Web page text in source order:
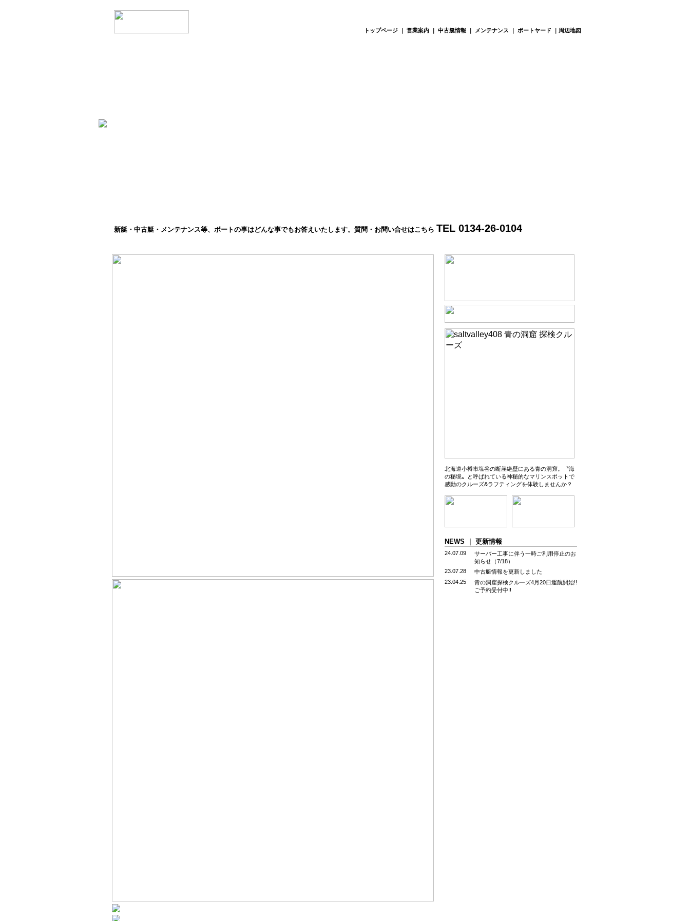
トップページ ｜ 営業案内 ｜ 中古艇情報 ｜ メンテナンス ｜ ボートヤード ｜ 周辺地図
新艇・中古艇・メンテナンス等、ボートの事はどんな事でもお答えいたします。質問・お問い合せはこちら TEL 0134-26-0104
北海道小樽市塩谷の断崖絶壁にある青の洞窟。〝海
の秘境〟と呼ばれている神秘的なマリンスポットで
感動のクルーズ&ラフティングを体験しませんか？
NEWS ｜ 更新情報
24.07.09
サーバー工事に伴う一時ご利用停止のお
知らせ（7/18）
23.07.28
中古艇情報を更新しました
23.04.25
青の洞窟探検クルーズ4月20日運航開始!!
ご予約受付中!!